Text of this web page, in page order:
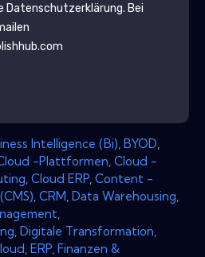
Datenschutzerklärung. Bei
Intelligence (Bi) BYOD
-Plattformen Cloud -
Cloud ERP Content -
CRM Data Warehousing
Digitale Transformation
ERP Finanzen &